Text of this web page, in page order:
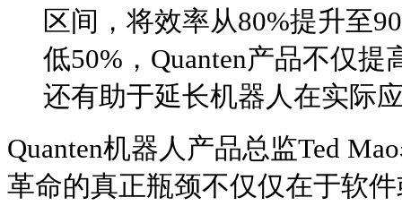
区间，将效率从80%提升至
低50%，Quanten产品不仅
还有助于延长机器人在实际
Quanten机器人产品总监Ted
革命的真正瓶颈不仅仅在于软